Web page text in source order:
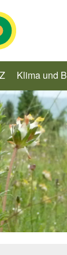
Klima und